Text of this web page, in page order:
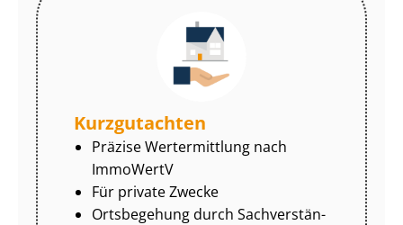
Kurzgutachten
Präzise Wertermittlung nach
ImmoWertV
Für private Zwecke
Ortsbegehung durch Sach­ver­stän­